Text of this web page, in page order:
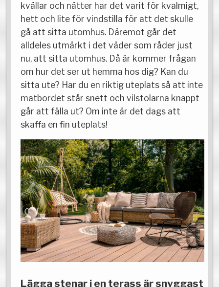
kvällar och nätter har det varit för kvalmigt,
hett och lite för vindstilla för att det skulle
gå att sitta utomhus. Däremot går det
alldeles utmärkt i det väder som råder just
nu, att sitta utomhus. Då är kommer frågan
om hur det ser ut hemma hos dig? Kan du
sitta ute? Har du en riktig uteplats så att inte
matbordet står snett och vilstolarna knappt
går att fälla ut? Om inte är det dags att
skaffa en fin uteplats!
Lägga stenar i en terass är snyggast